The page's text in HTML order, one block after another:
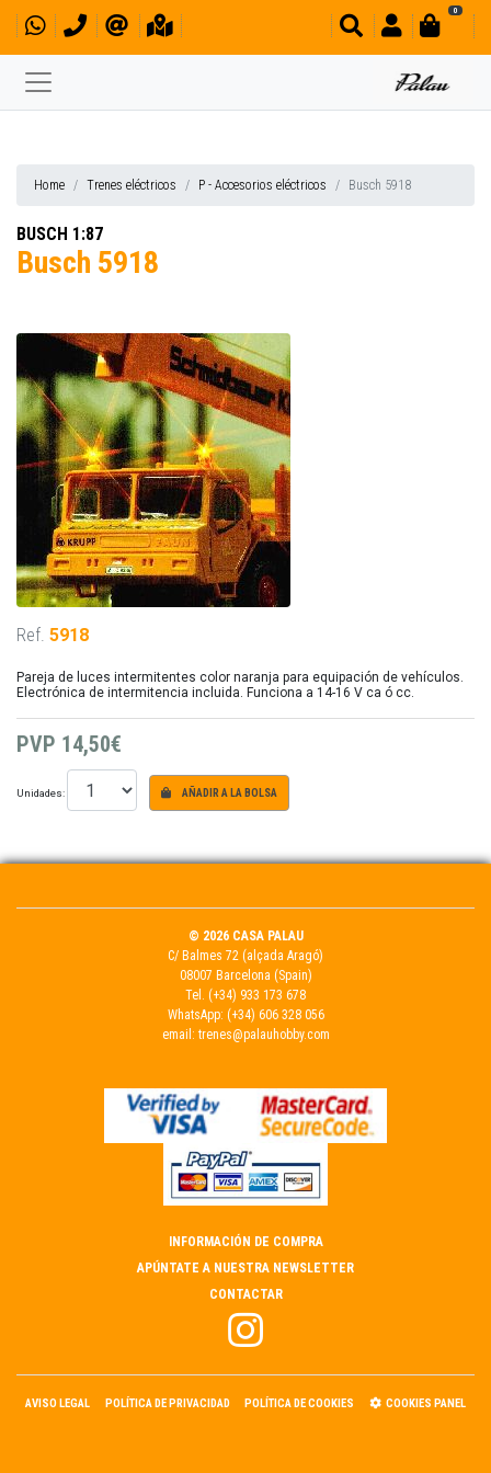
0
Home Trenes eléctricos P - Accesorios eléctricos Busch 5918
BUSCH 1:87
Busch 5918
Ref. 5918
Pareja de luces intermitentes color naranja para equipación de vehículos.
Electrónica de intermitencia incluida. Funciona a 14-16 V ca ó cc.
PVP 14,50€
Unidades: AÑADIR A LA BOLSA
© 2026 CASA PALAU
C/ Balmes 72 (alçada Aragó)
08007 Barcelona (Spain)
Tel. (+34) 933 173 678
WhatsApp: (+34) 606 328 056
email: trenes@palauhobby.com
INFORMACIÓN DE COMPRA
APÚNTATE A NUESTRA NEWSLETTER
CONTACTAR
AVISO LEGAL POLÍTICA DE PRIVACIDAD POLÍTICA DE COOKIES COOKIES PANEL